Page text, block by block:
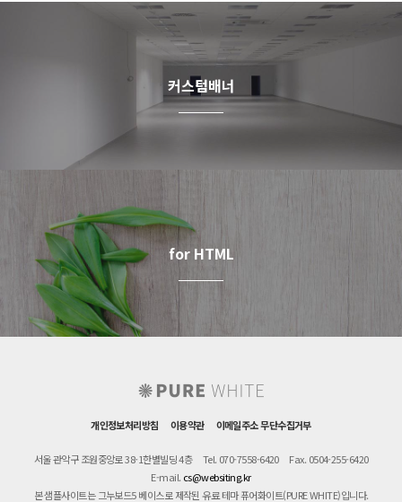
커스텀배너
for HTML
개인정보처리방침 이용약관 이메일주소 무단수집거부
서울 관악구 조원중앙로 38-1한별빌딩 4층 Tel. 070-7558-6420
Fax. 0504-255-6420
E-mail. cs@websiting.kr
본 샘플사이트는 그누보드5 베이스로 제작된 유료 테마 퓨어화이트(PURE WHITE)입니다.